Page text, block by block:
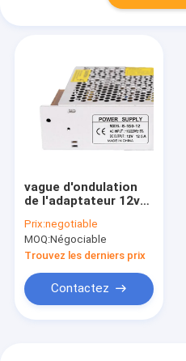
vague d'ondulation
de l'adaptateur 12v
d'énergie de 150W
Constant Voltage
LED
Prix:negotiable
MOQ:Négociable
Trouvez les derniers prix
Contactez